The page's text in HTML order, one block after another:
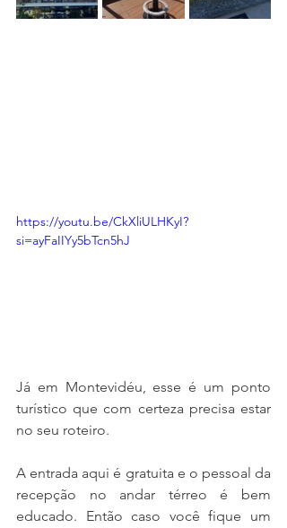
https://youtu.be/CkXliULHKyI?
si=ayFaIIYy5bTcn5hJ
Já em Montevidéu, esse é um ponto
turístico que com certeza precisa estar
no seu roteiro.
A entrada aqui é gratuita e o pessoal da
recepção no andar térreo é bem
educado. Então caso você fique um